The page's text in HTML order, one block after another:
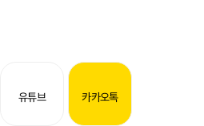
유튜브 카카오톡